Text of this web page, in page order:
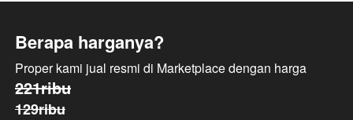
Berapa harganya?
Proper kami jual resmi di Marketplace dengan harga
221ribu
129ribu